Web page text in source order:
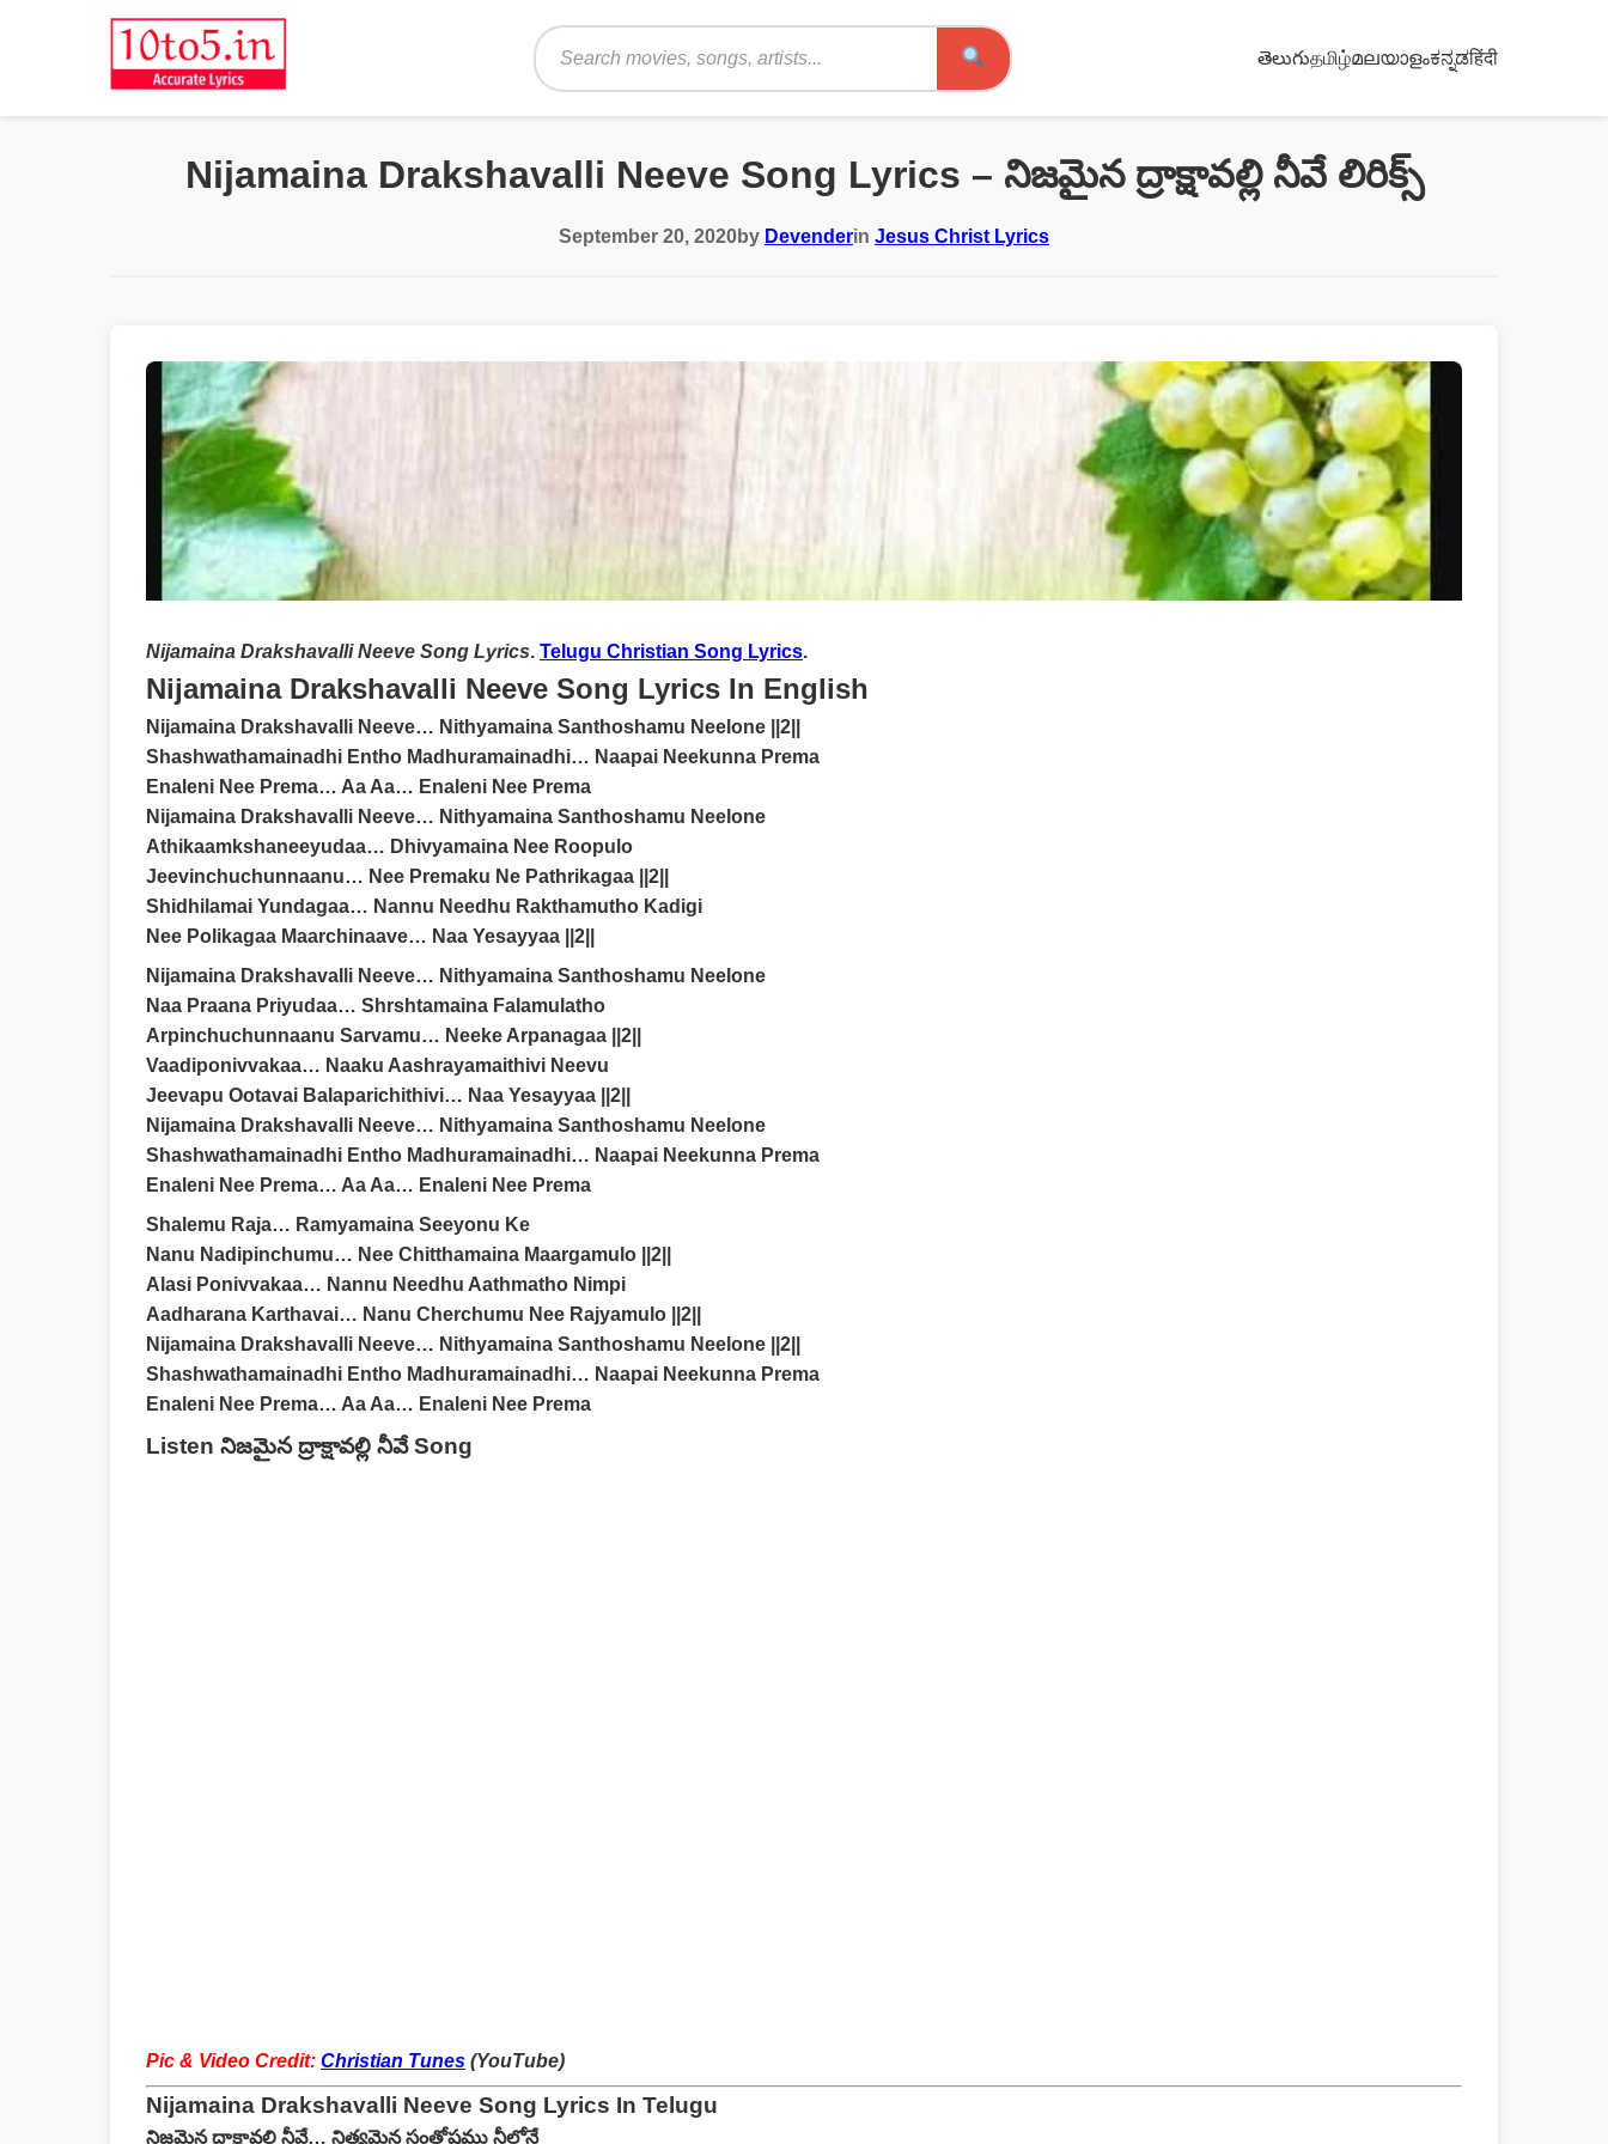
Search
తెలుగుதமிழ்മലയാളംಕನ್ನಡहिंदी
Nijamaina Drakshavalli Neeve Song Lyrics – నిజమైన ద్రాక్షావల్లి నీవే లిరిక్స్
September 20, 2020by Devenderin Jesus Christ Lyrics
Nijamaina Drakshavalli Neeve Song Lyrics. Telugu Christian Song Lyrics.
Nijamaina Drakshavalli Neeve Song Lyrics In English
Nijamaina Drakshavalli Neeve… Nithyamaina Santhoshamu Neelone ||2||
Shashwathamainadhi Entho Madhuramainadhi… Naapai Neekunna Prema
Enaleni Nee Prema… Aa Aa… Enaleni Nee Prema
Nijamaina Drakshavalli Neeve… Nithyamaina Santhoshamu Neelone
Athikaamkshaneeyudaa… Dhivyamaina Nee Roopulo
Jeevinchuchunnaanu… Nee Premaku Ne Pathrikagaa ||2||
Shidhilamai Yundagaa… Nannu Needhu Rakthamutho Kadigi
Nee Polikagaa Maarchinaave… Naa Yesayyaa ||2||
Nijamaina Drakshavalli Neeve… Nithyamaina Santhoshamu Neelone
Naa Praana Priyudaa… Shrshtamaina Falamulatho
Arpinchuchunnaanu Sarvamu… Neeke Arpanagaa ||2||
Vaadiponivvakaa… Naaku Aashrayamaithivi Neevu
Jeevapu Ootavai Balaparichithivi… Naa Yesayyaa ||2||
Nijamaina Drakshavalli Neeve… Nithyamaina Santhoshamu Neelone
Shashwathamainadhi Entho Madhuramainadhi… Naapai Neekunna Prema
Enaleni Nee Prema… Aa Aa… Enaleni Nee Prema
Shalemu Raja… Ramyamaina Seeyonu Ke
Nanu Nadipinchumu… Nee Chitthamaina Maargamulo ||2||
Alasi Ponivvakaa… Nannu Needhu Aathmatho Nimpi
Aadharana Karthavai… Nanu Cherchumu Nee Rajyamulo ||2||
Nijamaina Drakshavalli Neeve… Nithyamaina Santhoshamu Neelone ||2||
Shashwathamainadhi Entho Madhuramainadhi… Naapai Neekunna Prema
Enaleni Nee Prema… Aa Aa… Enaleni Nee Prema
Listen నిజమైన ద్రాక్షావల్లి నీవే Song
Pic & Video Credit: Christian Tunes (YouTube)
Nijamaina Drakshavalli Neeve Song Lyrics In Telugu
నిజమైన ద్రాక్షావల్లి నీవే… నిత్యమైన సంతోషము నీలోనే